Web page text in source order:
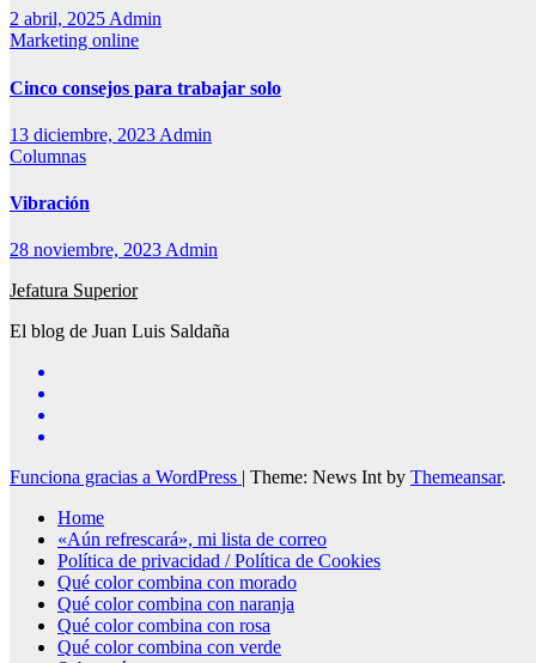
2 abril, 2025 Admin
Marketing online
Cinco consejos para trabajar solo
13 diciembre, 2023 Admin
Columnas
Vibración
28 noviembre, 2023 Admin
Jefatura Superior
El blog de Juan Luis Saldaña
Funciona gracias a WordPress | Theme: News Int by Themeansar.
Home
«Aún refrescará», mi lista de correo
Política de privacidad / Política de Cookies
Qué color combina con morado
Qué color combina con naranja
Qué color combina con rosa
Qué color combina con verde